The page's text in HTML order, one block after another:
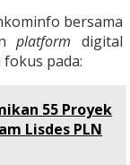
bersama
platform digital
pada:
55 Proyek
Lisdes PLN